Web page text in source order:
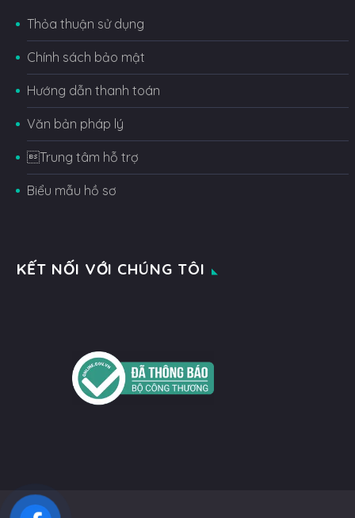
Thỏa thuận sử dụng
Chính sách bảo mật
Hướng dẫn thanh toán
Văn bản pháp lý
Trung tâm hỗ trợ
Biểu mẫu hồ sơ
KẾT NỐI VỚI CHÚNG TÔI